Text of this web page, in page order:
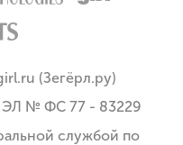
(Зегёрл.ру)
ЭЛ № ФС 77 - 83229
службой по